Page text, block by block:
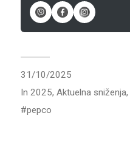
31/10/2025
In 2025, Aktuelna sniženja,
pepco